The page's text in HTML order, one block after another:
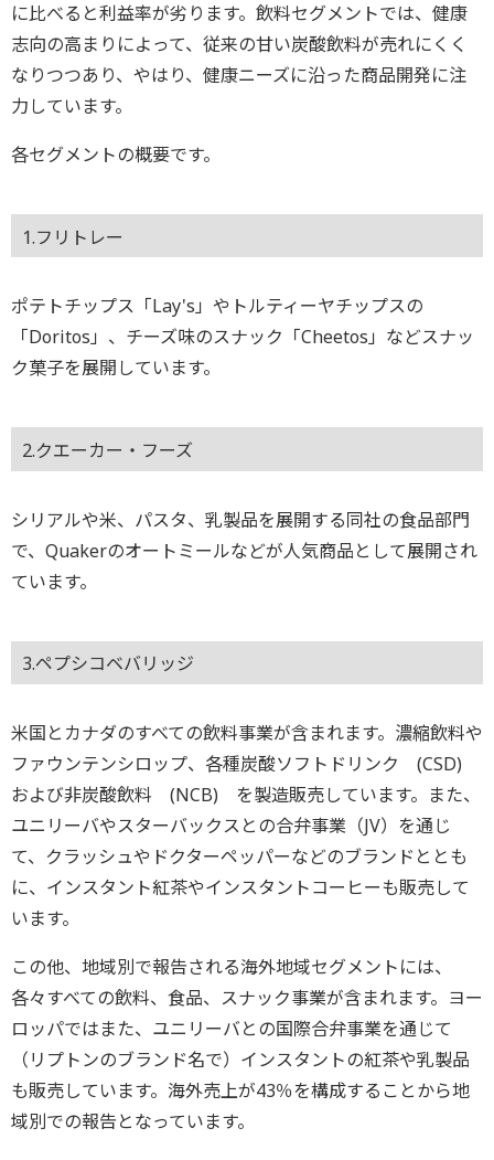
に比べると利益率が劣ります。飲料セグメントでは、健康
志向の高まりによって、従来の甘い炭酸飲料が売れにくく
なりつつあり、やはり、健康ニーズに沿った商品開発に注
力しています。
各セグメントの概要です。
1.フリトレー
ポテトチップス「Lay's」やトルティーヤチップスの
「Doritos」、チーズ味のスナック「Cheetos」などスナッ
ク菓子を展開しています。
2.クエーカー・フーズ
シリアルや米、パスタ、乳製品を展開する同社の食品部門
で、Quakerのオートミールなどが人気商品として展開され
ています。
3.ペプシコベバリッジ
米国とカナダのすべての飲料事業が含まれます。濃縮飲料や
ファウンテンシロップ、各種炭酸ソフトドリンク (CSD)
および非炭酸飲料 (NCB) を製造販売しています。また、
ユニリーバやスターバックスとの合弁事業（JV）を通じ
て、クラッシュやドクターペッパーなどのブランドととも
に、インスタント紅茶やインスタントコーヒーも販売して
います。
この他、地域別で報告される海外地域セグメントには、
各々すべての飲料、食品、スナック事業が含まれます。ヨー
ロッパではまた、ユニリーバとの国際合弁事業を通じて
（リプトンのブランド名で）インスタントの紅茶や乳製品
も販売しています。海外売上が43％を構成することから地
域別での報告となっています。